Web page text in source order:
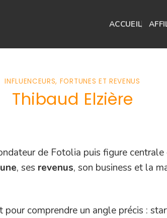
ACCUEIL
INFLUENCEURS, FORTUNES ET REVENUS
Thibaud Elzière
de Fotolia puis figure
, ses revenus, son business et la
comprendre un angle précis :